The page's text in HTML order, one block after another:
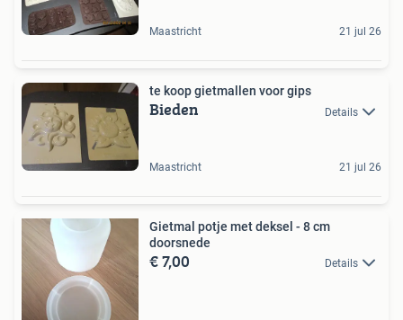
Maastricht 21 jul 26
te koop gietmallen voor gips
Bieden Details
Maastricht 21 jul 26
Gietmal potje met deksel - 8 cm
doorsnede
€ 7,00 Details